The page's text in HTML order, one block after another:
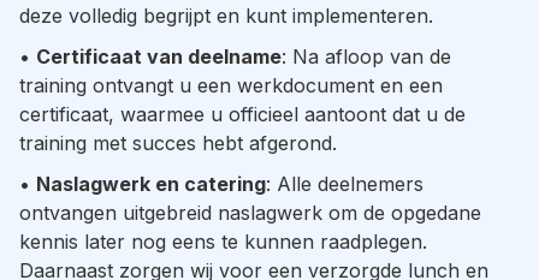
deze volledig begrijpt en kunt implementeren.
• Certificaat van deelname: Na afloop van de
training ontvangt u een werkdocument en een
certificaat, waarmee u officieel aantoont dat u de
training met succes hebt afgerond.
• Naslagwerk en catering: Alle deelnemers
ontvangen uitgebreid naslagwerk om de opgedane
kennis later nog eens te kunnen raadplegen.
Daarnaast zorgen wij voor een verzorgde lunch en